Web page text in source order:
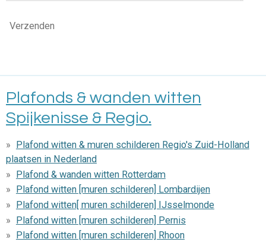
Verzenden
Plafonds & wanden witten
Spijkenisse & Regio.
Plafond witten & muren schilderen Regio's Zuid-Holland
plaatsen in Nederland
Plafond & wanden witten Rotterdam
Plafond witten [muren schilderen] Lombardijen
Plafond witten[ muren schilderen] IJsselmonde
Plafond witten [muren schilderen] Pernis
Plafond witten [muren schilderen] Rhoon